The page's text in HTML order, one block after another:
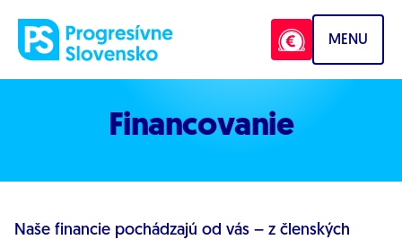
MENU
Financovanie
Naše financie pochádzajú od vás – z členských